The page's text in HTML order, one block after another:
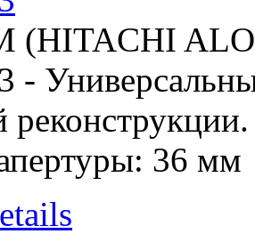
(HITACHI
-
36 мм